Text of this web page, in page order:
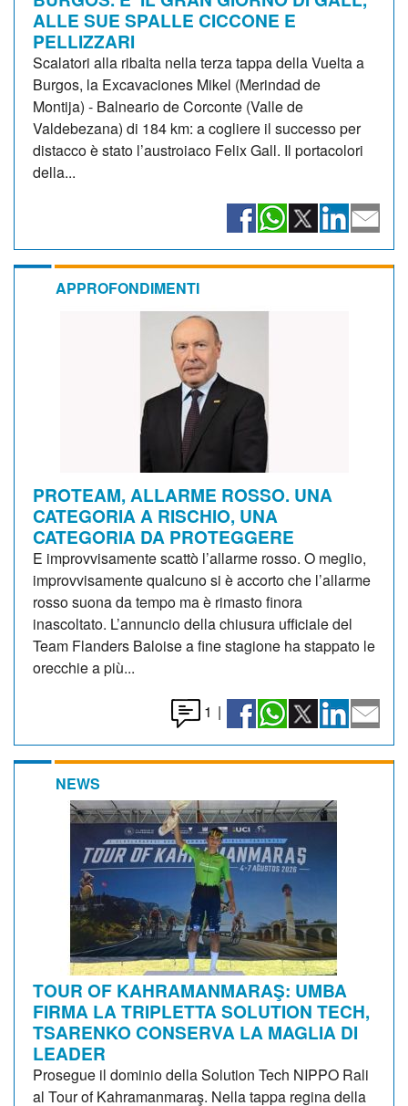
ALLE SUE SPALLE CICCONE E
PELLIZZARI
Scalatori alla ribalta nella terza tappa della Vuelta a
Burgos, la Excavaciones Mikel (Merindad de
Montija) - Balneario de Corconte (Valle de
Valdebezana) di 184 km: a cogliere il successo per
distacco è stato l’austroiaco Felix Gall. Il portacolori
della...
APPROFONDIMENTI
PROTEAM, ALLARME ROSSO. UNA
CATEGORIA A RISCHIO, UNA
CATEGORIA DA PROTEGGERE
E improvvisamente scattò l’allarme rosso. O meglio,
improvvisamente qualcuno si è accorto che l’allarme
rosso suona da tempo ma è rimasto finora
inascoltato. L’annuncio della chiusura ufficiale del
Team Flanders Baloise a fine stagione ha stappato le
orecchie a più...
1 |
NEWS
TOUR OF KAHRAMANMARAŞ: UMBA
FIRMA LA TRIPLETTA SOLUTION TECH,
TSARENKO CONSERVA LA MAGLIA DI
LEADER
Prosegue il dominio della Solution Tech NIPPO Rali
al Tour of Kahramanmaraş. Nella tappa regina della